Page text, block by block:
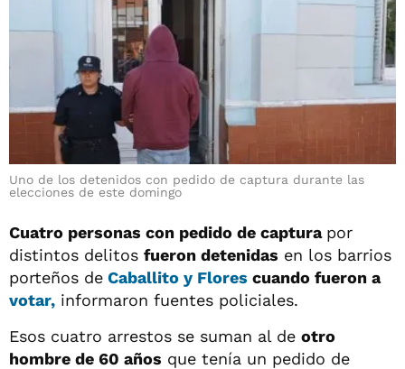
Uno de los detenidos con pedido de captura durante las
elecciones de este domingo
Cuatro personas con pedido de captura por
distintos delitos fueron detenidas en los barrios
porteños de Caballito y Flores cuando fueron a
votar, informaron fuentes policiales.
Esos cuatro arrestos se suman al de otro
hombre de 60 años que tenía un pedido de